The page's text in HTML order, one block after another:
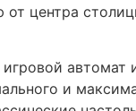
центра
автомат
и